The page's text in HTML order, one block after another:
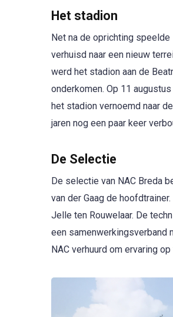
Het stadion
Net na de oprichting
verhuisd naar een nieuw
werd het stadion aan de
onderkomen. Op 11
het stadion vernoemd naar
jaren nog een paar keer
De Selectie
De selectie van NAC Breda
van der Gaag de
Jelle ten Rouwelaar. De
een samenwerkingsverband
NAC verhuurd om ervaring